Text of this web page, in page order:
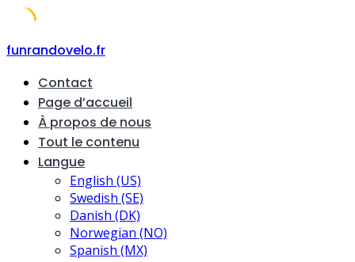
Skip
content
funrandovelo.fr
Contact
Page d’accueil
À propos de nous
Tout le contenu
Langue
English (US)
Swedish (SE)
Danish (DK)
Norwegian (NO)
Spanish (MX)